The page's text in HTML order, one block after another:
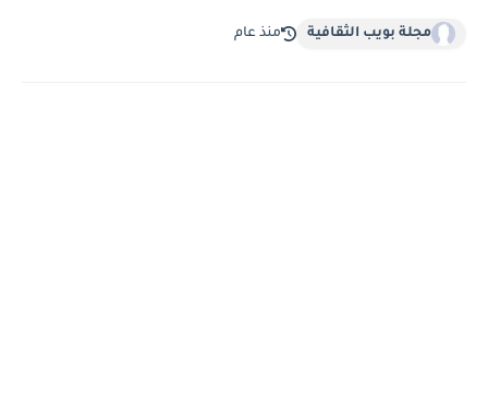
مجلة بويب الثقافية منذ عام